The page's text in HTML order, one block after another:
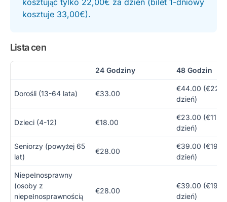
kosztując tylko 22,00€ za dzień (bilet 1-dniowy
kosztuje 33,00€).
Lista cen
24 Godziny 48 Godzin
Dorośli (13-64 lata) €33.00
€44.00
dzień)
Dzieci (4-12) €18.00
€23.00
dzień)
Seniorzy (powyżej 65
lat)
€28.00
€39.00
dzień)
Niepełnosprawny
(osoby z
niepełnosprawnością
€28.00
€39.00
dzień)